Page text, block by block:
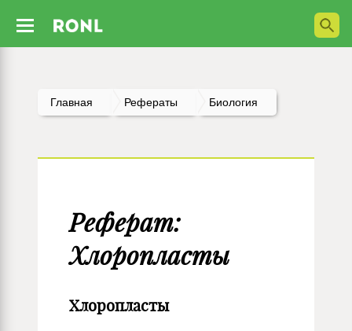
Главная Рефераты Биология
Реферат:
Хлоропласты
Хлоропласты